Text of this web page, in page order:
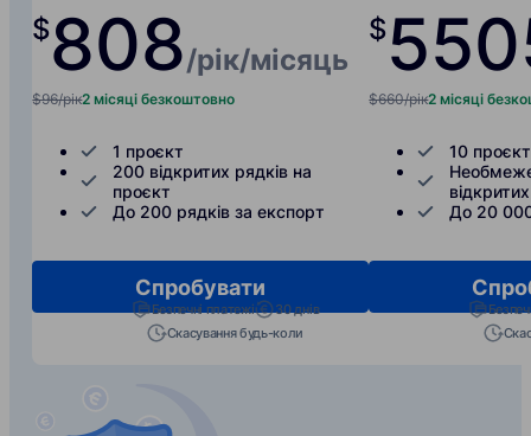
$808/рік/місяць
$96/рік2 місяці безкоштовно
1 проєкт
200 відкритих рядків на
проєкт
До 200 рядків за експорт
Спробувати
Безпечні платежі
30 днів
Скасування будь-коли
$550
$660/рік2 місяці
10
До 20